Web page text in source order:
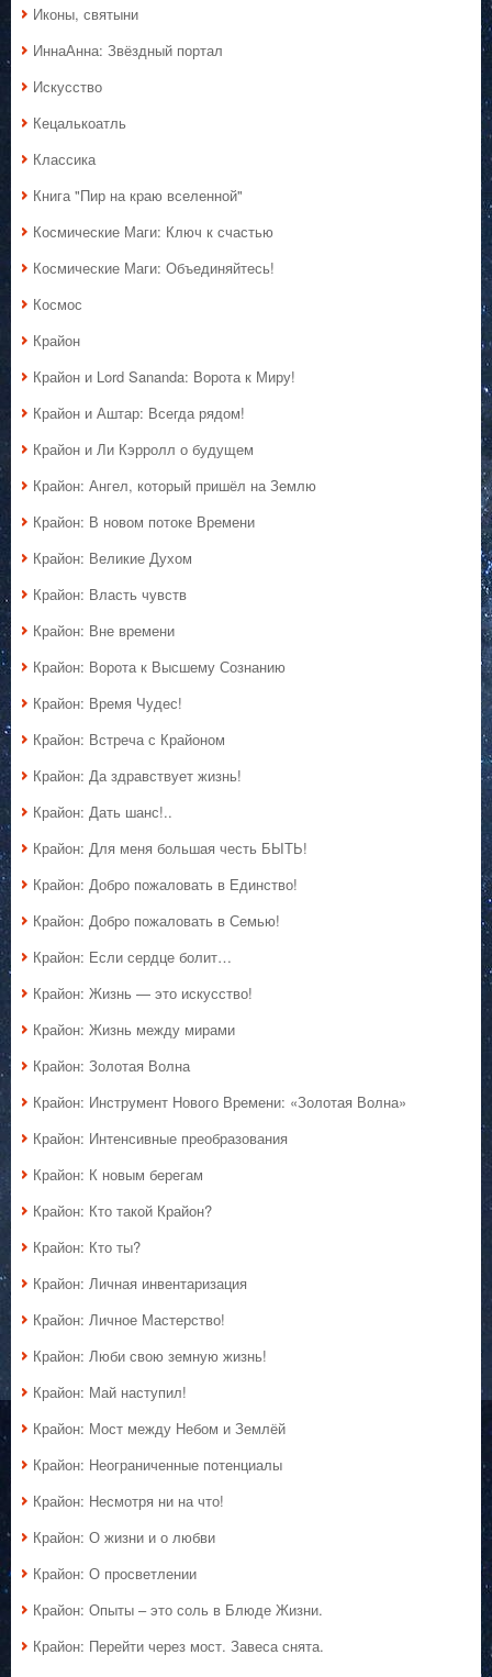
Иконы, святыни
ИннаАнна: Звёздный портал
Искусство
Кецалькоатль
Классика
Книга "Пир на краю вселенной"
Космические Маги: Ключ к счастью
Космические Маги: Объединяйтесь!
Космос
Крайон
Крайон и Lord Sananda: Ворота к Миру!
Крайон и Аштар: Всегда рядом!
Крайон и Ли Кэрролл о будущем
Крайон: Ангел, который пришёл на Землю
Крайон: В новом потоке Времени
Крайон: Великие Духом
Крайон: Власть чувств
Крайон: Вне времени
Крайон: Ворота к Высшему Сознанию
Крайон: Время Чудес!
Крайон: Встреча с Крайоном
Крайон: Да здравствует жизнь!
Крайон: Дать шанс!..
Крайон: Для меня большая честь БЫТЬ!
Крайон: Добро пожаловать в Единство!
Крайон: Добро пожаловать в Семью!
Крайон: Если сердце болит…
Крайон: Жизнь — это искусство!
Крайон: Жизнь между мирами
Крайон: Золотая Волна
Крайон: Инструмент Нового Времени: «Золотая Волна»
Крайон: Интенсивные преобразования
Крайон: К новым берегам
Крайон: Кто такой Крайон?
Крайон: Кто ты?
Крайон: Личная инвентаризация
Крайон: Личное Мастерство!
Крайон: Люби свою земную жизнь!
Крайон: Май наступил!
Крайон: Мост между Небом и Землёй
Крайон: Неограниченные потенциалы
Крайон: Несмотря ни на что!
Крайон: О жизни и о любви
Крайон: О просветлении
Крайон: Опыты – это соль в Блюде Жизни.
Крайон: Перейти через мост. Завеса снята.